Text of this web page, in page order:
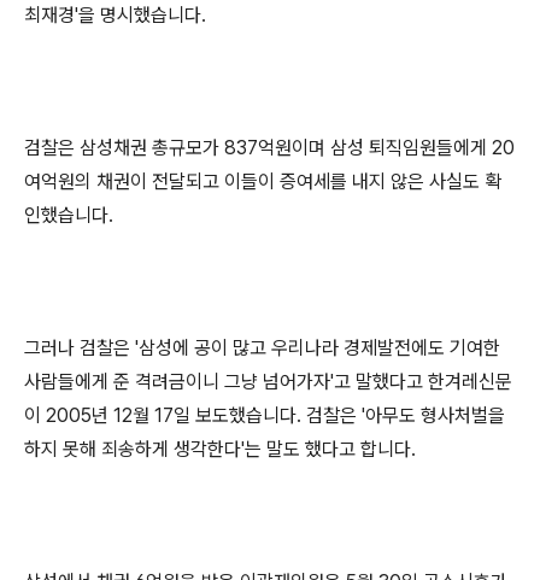
최재경'을 명시했습니다.
검찰은 삼성채권 총규모가 837억원이며 삼성 퇴직임원들에게 20
여억원의 채권이 전달되고 이들이 증여세를 내지 않은 사실도 확
인했습니다.
그러나 검찰은 '삼성에 공이 많고 우리나라 경제발전에도 기여한
사람들에게 준 격려금이니 그냥 넘어가자'고 말했다고 한겨레신문
이 2005년 12월 17일 보도했습니다. 검찰은 '아무도 형사처벌을
하지 못해 죄송하게 생각한다'는 말도 했다고 합니다.